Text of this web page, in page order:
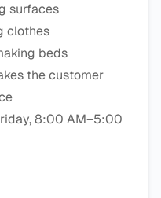
surfaces
clothes
beds
the customer
8:00 AM–5:00